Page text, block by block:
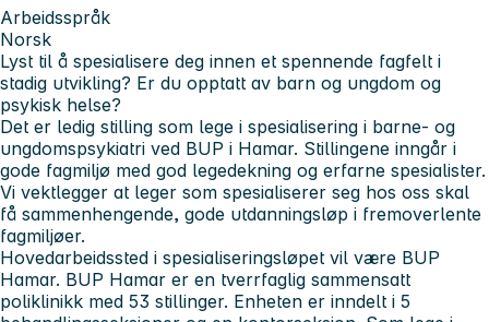
Arbeidsspråk
Norsk
Lyst til å spesialisere deg innen et spennende fagfelt i
stadig utvikling? Er du opptatt av barn og ungdom og
psykisk helse?
Det er ledig stilling som lege i spesialisering i barne- og
ungdomspsykiatri ved BUP i Hamar. Stillingene inngår i
gode fagmiljø med god legedekning og erfarne spesialister.
Vi vektlegger at leger som spesialiserer seg hos oss skal
få sammenhengende, gode utdanningsløp i fremoverlente
fagmiljøer.
Hovedarbeidssted i spesialiseringsløpet vil være BUP
Hamar. BUP Hamar er en tverrfaglig sammensatt
poliklinikk med 53 stillinger. Enheten er inndelt i 5